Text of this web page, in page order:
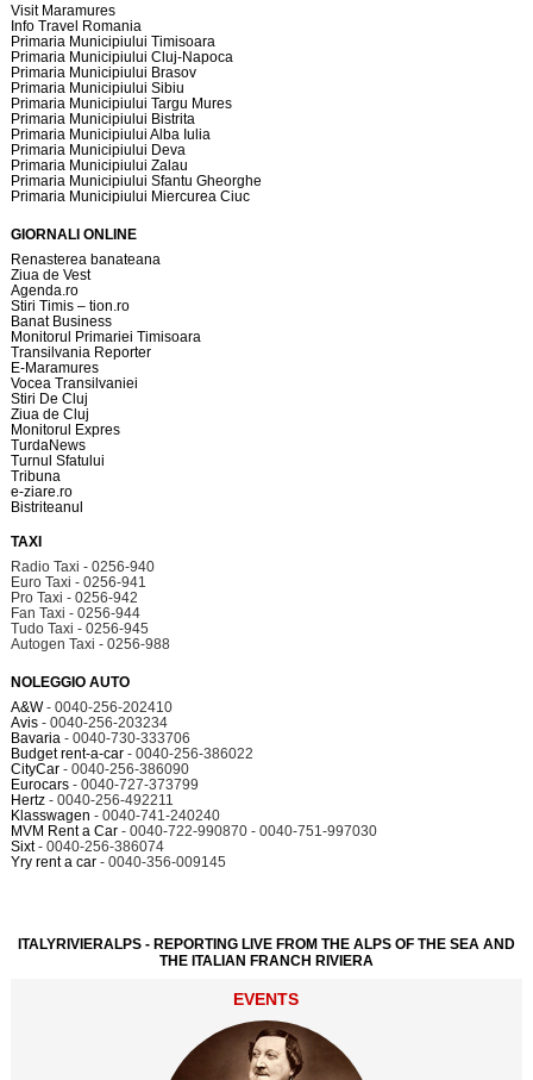
Visit Maramures
Info Travel Romania
Primaria Municipiului Timisoara
Primaria Municipiului Cluj-Napoca
Primaria Municipiului Brasov
Primaria Municipiului Sibiu
Primaria Municipiului Targu Mures
Primaria Municipiului Bistrita
Primaria Municipiului Alba Iulia
Primaria Municipiului Deva
Primaria Municipiului Zalau
Primaria Municipiului Sfantu Gheorghe
Primaria Municipiului Miercurea Ciuc
GIORNALI ONLINE
Renasterea banateana
Ziua de Vest
Agenda.ro
Stiri Timis – tion.ro
Banat Business
Monitorul Primariei Timisoara
Transilvania Reporter
E-Maramures
Vocea Transilvaniei
Stiri De Cluj
Ziua de Cluj
Monitorul Expres
TurdaNews
Turnul Sfatului
Tribuna
e-ziare.ro
Bistriteanul
TAXI
Radio Taxi - 0256-940
Euro Taxi - 0256-941
Pro Taxi - 0256-942
Fan Taxi - 0256-944
Tudo Taxi - 0256-945
Autogen Taxi - 0256-988
NOLEGGIO AUTO
A&W- 0040-256-202410
Avis- 0040-256-203234
Bavaria- 0040-730-333706
Budget rent-a-car- 0040-256-386022
CityCar- 0040-256-386090
Eurocars- 0040-727-373799
Hertz- 0040-256-492211
Klasswagen - 0040-741-240240
MVM Rent a Car- 0040-722-990870 - 0040-751-997030
Sixt- 0040-256-386074
Yry rent a car- 0040-356-009145
ITALYRIVIERALPS - REPORTING LIVE FROM THE ALPS OF THE SEA AND
THE ITALIAN FRANCH RIVIERA
EVENTS